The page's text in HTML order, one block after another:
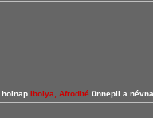
, holnap Ibolya, Afrodité ünnepli a